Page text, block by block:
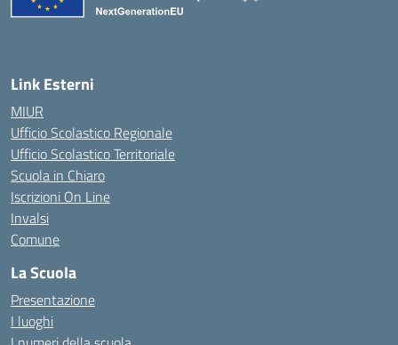
Link Esterni
MIUR
Ufficio Scolastico Regionale
Ufficio Scolastico Territoriale
Scuola in Chiaro
Iscrizioni On Line
Invalsi
Comune
La Scuola
Presentazione
I luoghi